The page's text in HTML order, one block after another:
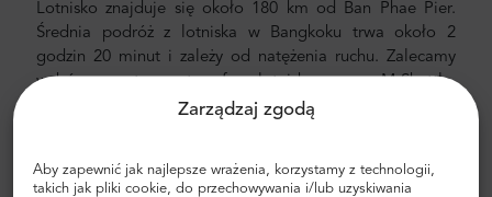
Zarządzaj zgodą
Aby zapewnić jak najlepsze wrażenia, korzystamy z technologii,
takich jak pliki cookie, do przechowywania i/lub uzyskiwania
Lotnisko znajduje się około 180 km od Ban Phae Pier.
Średnia podróż z lotniska w Bangkoku trwa około 2
godzin 20 minut i zależy od natężenia ruchu. Zalecamy
wybór prywatnego transferu lotniskowego z MrShuttle.
Najszybszym, najbezpieczniejszym i najbardziej
W ten sposób zaoszczędzisz dużo czasu, ponieważ możesz